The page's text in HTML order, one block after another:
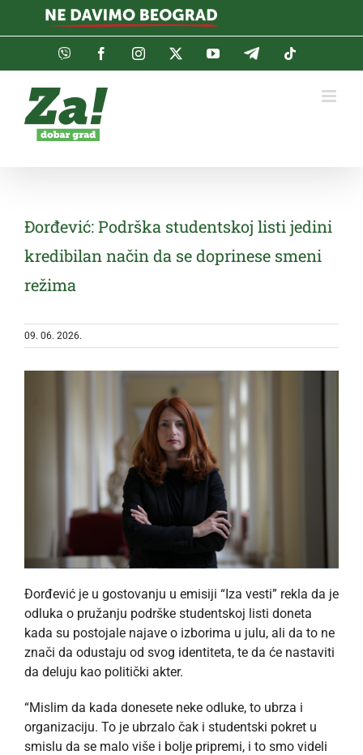
Viber FacebookInstagramTwitterYouTubeTelegram
Đorđević: Podrška studentskoj listi jedini
kredibilan način da se doprinese smeni
režima
09. 06. 2026.
Đorđević je u gostovanju u emisiji “Iza vesti” rekla da je
odluka o pružanju podrške studentskoj listi doneta
kada su postojale najave o izborima u julu, ali da to ne
znači da odustaju od svog identiteta, te da će nastaviti
da deluju kao politički akter.
“Mislim da kada donesete neke odluke, to ubrza i
organizaciju. To je ubrzalo čak i studentski pokret u
smislu da se malo više i bolje pripremi, i to smo videli